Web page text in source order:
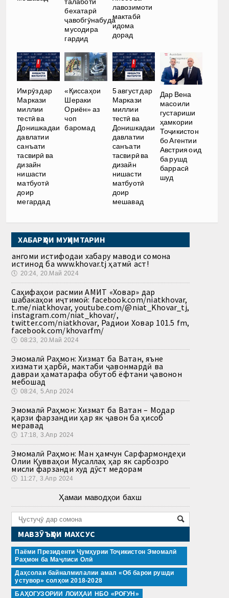
бехатарӣ
ҷавобгӯнабуда
мусодира
гардид
лавозимоти
мактабӣ
идома
дорад
Имрӯз дар
Маркази
миллии
тестӣ ва
Донишкадаи
давлатии
санъати
тасвирӣ ва
дизайн
нишасти
матбуотӣ
доир
мегардад
«Қиссаҳои
Шераки
Ориён» аз
чоп
баромад
5 август дар
Маркази
миллии
тестӣ ва
Донишкадаи
давлатии
санъати
тасвирӣ ва
дизайн
нишасти
матбуотӣ
доир
мешавад
Дар Вена
масоили
густариши
ҳамкории
Тоҷикистон
бо Агентии
Австрия оид
ба рушд
баррасӣ
шуд
ХАБАРҲОИ МУҲИМТАРИН
Ҳангоми истифодаи хабару маводи сомона
истинод ба www.khovar.tj ҳатмӣ аст!
🕔 20:24, 20.Май 2024
Саҳифаҳои расмии АМИТ «Ховар» дар
шабакаҳои иҷтимоӣ: facebook.com/niatkhovar,
t.me/niatkhovar, youtube.com/@niat_Khovar_tj,
instagram.com/niat_khovar/,
twitter.com/niatkhovar, Радиои Ховар 101.5 fm,
facebook.com/khovarfm/
🕔 08:23, 20.Май 2024
Эмомалӣ Раҳмон: Хизмат ба Ватан, яъне
хизмати ҳарбӣ, мактаби ҷавонмардӣ ва
давраи ҳаматарафа обутоб ёфтани ҷавонон
мебошад
🕔 08:24, 5.Апр 2024
Эмомалӣ Раҳмон: Хизмат ба Ватан – Модар
қарзи фарзандии ҳар як ҷавон ба ҳисоб
меравад
🕔 17:18, 3.Апр 2024
Эмомалӣ Раҳмон: Ман ҳамчун Сарфармондеҳи
Олии Қувваҳои Мусаллаҳ ҳар як сарбозро
мисли фарзанди худ дӯст медорам
🕔 11:27, 3.Апр 2024
Ҳамаи маводҳои бахш
МАВЗӮЪҲОИ МАХСУС
Паёми Президенти Ҷумҳурии Тоҷикистон Эмомалӣ
Раҳмон ба Маҷлиси Олӣ
Даҳсолаи байналмилалии амал «Об барои рушди
устувор» солҳои 2018-2028
БАҲОГУЗОРИИ ЛОИҲАИ НБО «РОҒУН»